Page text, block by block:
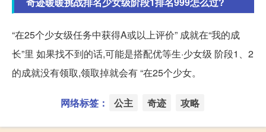
“在25个少女级任务中获得A或以上评价” 成就在“我的成
长”里 如果找不到的话,可能是搭配优等生·少女级 阶段1、2
的成就没有领取,领取掉就会有 “在25个少女。
网络标签： 公主 奇迹 攻略